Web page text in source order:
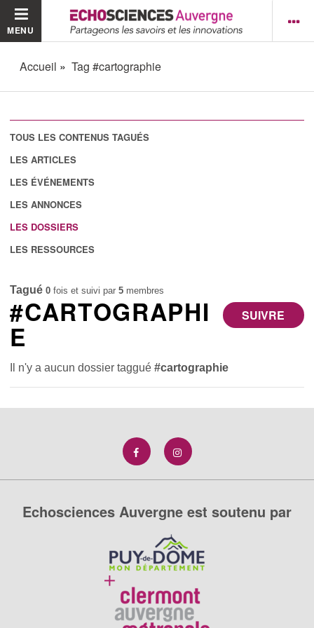
MENU
Accueil Tag #cartographie
TOUS LES CONTENUS TAGUÉS
LES ARTICLES
LES ÉVÉNEMENTS
LES ANNONCES
LES DOSSIERS
LES RESSOURCES
Tagué 0 fois et suivi par5 membres
SUIVRE
#CARTOGRAPHI
E
Il n'y a aucun dossier taggué#cartographie
Echosciences Auvergne est soutenu par